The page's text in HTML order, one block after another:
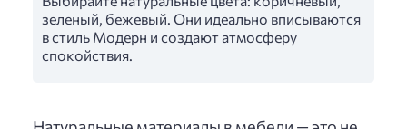
зеленый, бежевый. Они идеально вписываются
в стиль Модерн и создают атмосферу
спокойствия.